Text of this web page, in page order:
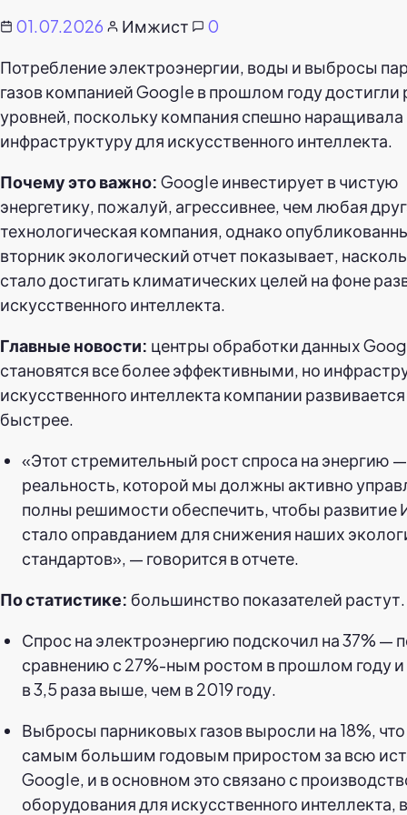
01.07.2026 Имжист
0
Потребление электроэнергии, воды и выбросы
газов компанией Google в прошлом году
уровней, поскольку компания спешно наращивала
инфраструктуру для искусственного интеллекта.
Почему это важно: Google инвестирует в чистую
энергетику, пожалуй, агрессивнее, чем любая
технологическая компания, однако
вторник экологический отчет показывает,
стало достигать климатических целей на фоне
искусственного интеллекта.
Главные новости: центры обработки данных
становятся все более эффективными, но
искусственного интеллекта компании
быстрее.
«Этот стремительный рост спроса на энергию —
реальность, которой мы должны активно
полны решимости обеспечить, чтобы развитие
стало оправданием для снижения наших
стандартов», — говорится в отчете.
По статистике: большинство показателей растут.
Спрос на электроэнергию подскочил на 37% —
сравнению с 27%-ным ростом в прошлом году
в 3,5 раза выше, чем в 2019 году.
Выбросы парниковых газов выросли на 18%,
самым большим годовым приростом за всю
Google, и в основном это связано с
оборудования для искусственного интеллекта,